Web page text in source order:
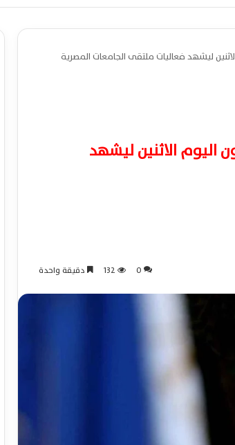
ليشهد فعاليات ملتقى الجامعات المصرية
اليوم الاثنين ليشهد
0
132 دقيقة واحدة